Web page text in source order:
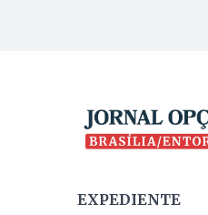
EXPEDIENTE